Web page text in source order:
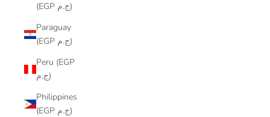
(EGP ج.م)
Paraguay
(EGP ج.م)
Peru (EGP
ج.م)
Philippines
(EGP ج.م)